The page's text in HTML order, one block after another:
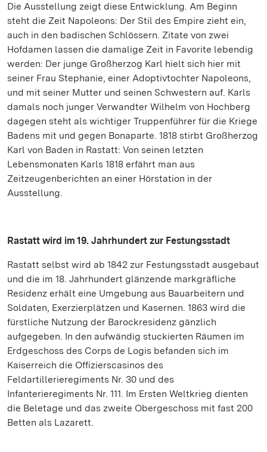
Die Ausstellung zeigt diese Entwicklung. Am Beginn
steht die Zeit Napoleons: Der Stil des Empire zieht ein,
auch in den badischen Schlössern. Zitate von zwei
Hofdamen lassen die damalige Zeit in Favorite lebendig
werden: Der junge Großherzog Karl hielt sich hier mit
seiner Frau Stephanie, einer Adoptivtochter Napoleons,
und mit seiner Mutter und seinen Schwestern auf. Karls
damals noch junger Verwandter Wilhelm von Hochberg
dagegen steht als wichtiger Truppenführer für die Kriege
Badens mit und gegen Bonaparte. 1818 stirbt Großherzog
Karl von Baden in Rastatt: Von seinen letzten
Lebensmonaten Karls 1818 erfährt man aus
Zeitzeugenberichten an einer Hörstation in der
Ausstellung.
Rastatt wird im 19. Jahrhundert zur Festungsstadt
Rastatt selbst wird ab 1842 zur Festungsstadt ausgebaut
und die im 18. Jahrhundert glänzende markgräfliche
Residenz erhält eine Umgebung aus Bauarbeitern und
Soldaten, Exerzierplätzen und Kasernen. 1863 wird die
fürstliche Nutzung der Barockresidenz gänzlich
aufgegeben. In den aufwändig stuckierten Räumen im
Erdgeschoss des Corps de Logis befanden sich im
Kaiserreich die Offizierscasinos des
Feldartillerieregiments Nr. 30 und des
Infanterieregiments Nr. 111. Im Ersten Weltkrieg dienten
die Beletage und das zweite Obergeschoss mit fast 200
Betten als Lazarett.